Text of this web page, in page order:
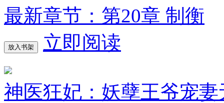
最新章节：第20章 制衡
放入书架 立即阅读
神医狂妃：妖孽王爷宠妻